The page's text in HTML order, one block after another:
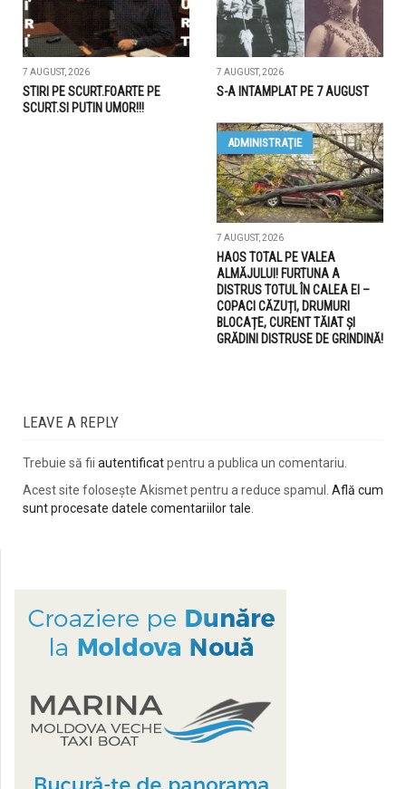
7 AUGUST, 2026
STIRI PE SCURT.FOARTE PE
SCURT.SI PUTIN UMOR!!!
7 AUGUST, 2026
S-A INTAMPLAT PE 7 AUGUST
ADMINISTRAŢIE
7 AUGUST, 2026
HAOS TOTAL PE VALEA
ALMĂJULUI! FURTUNA A
DISTRUS TOTUL ÎN CALEA EI –
COPACI CĂZUȚI, DRUMURI
BLOCAȚE, CURENT TĂIAT ȘI
GRĂDINI DISTRUSE DE GRINDINĂ!
LEAVE A REPLY
Trebuie să fii autentificatpentru a publica un comentariu.
Acest site folosește Akismet pentru a reduce spamul. Află cum
sunt procesate datele comentariilor tale